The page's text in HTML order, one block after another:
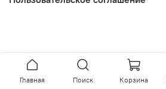
Главная Поиск Корзина